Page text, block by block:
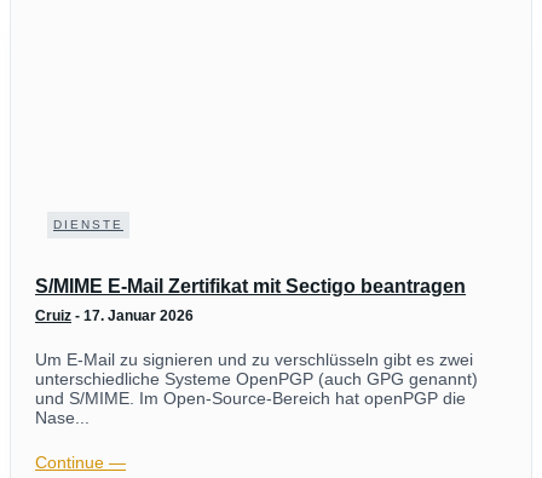
DIENSTE
S/MIME E-Mail Zertifikat mit Sectigo beantragen
Cruiz - 17. Januar 2026
Um E-Mail zu signieren und zu verschlüsseln gibt es zwei
unterschiedliche Systeme OpenPGP (auch GPG genannt)
und S/MIME. Im Open-Source-Bereich hat openPGP die
Nase...
Continue ―